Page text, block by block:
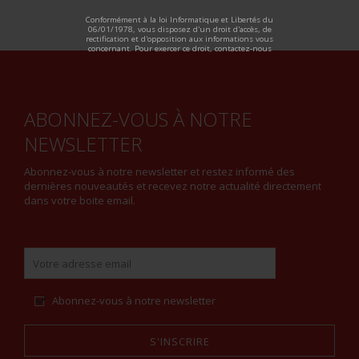
Conformément à la loi Informatique et Libertés du
06/01/1978, vous disposez d'un droit d'accès, de
rectification et d'opposition aux informations vous
concernant. Pour exercer ce droit, contactez-nous
ABONNEZ-VOUS À NOTRE
NEWSLETTER
Abonnez-vous à notre newsletter et restez informé des
dernières nouveautés et recevez notre actualité directement
dans votre boite email.
Abonnez-vous à notre newsletter
S'INSCRIRE